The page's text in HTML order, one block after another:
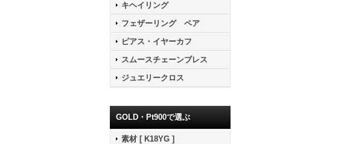
キヘイリング
フェザーリング ペア
ピアス・イヤーカフ
スムースチェーンブレス
ジュエリークロス
GOLD・Pt900で選ぶ
素材 [ K18YG ]